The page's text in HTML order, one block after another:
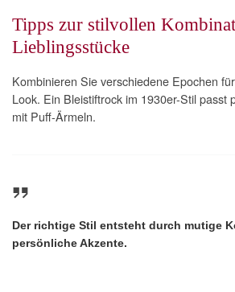
Tipps zur stilvollen
Lieblingsstücke
Kombinieren Sie verschiedene Epochen
Look. Ein Bleistiftrock im 1930er-Stil passt
mit Puff-Ärmeln.
Der richtige Stil entsteht durch mutige
persönliche Akzente.